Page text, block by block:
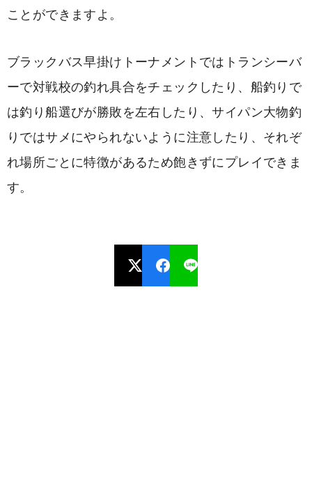
ことができますよ。
ブラックバス早掛けトーナメントではトランシーバ
ーで対戦校の釣れ具合をチェックしたり、船釣りで
は釣り船選びが勝敗を左右したり、サイパン大物釣
りではサメにやられないように注意したり、それぞ
れ場所ごとに特徴があるため飽きずにプレイできま
す。